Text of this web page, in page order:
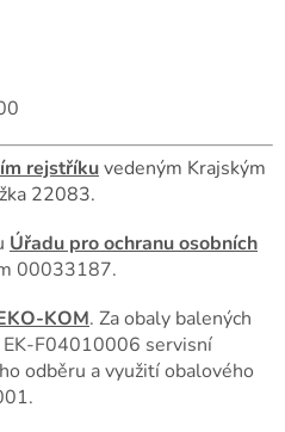
rejstříkuvedeným Krajským
22083.
Úřadu pro ochranu osobních
00033187.
KOM. Za obaly balených
EK-F04010006 servisní
odběru a využití obalového